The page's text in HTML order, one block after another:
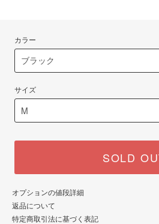
カラー
サイズ
SOLD
オプションの値段詳細
返品について
特定商取引法に基づく表記